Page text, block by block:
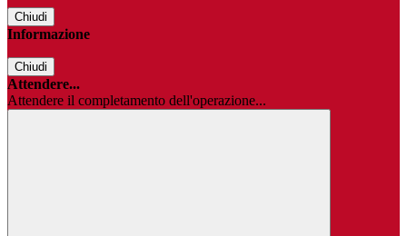
Chiudi
Informazione
Chiudi
Attendere...
Attendere il completamento dell'operazione...